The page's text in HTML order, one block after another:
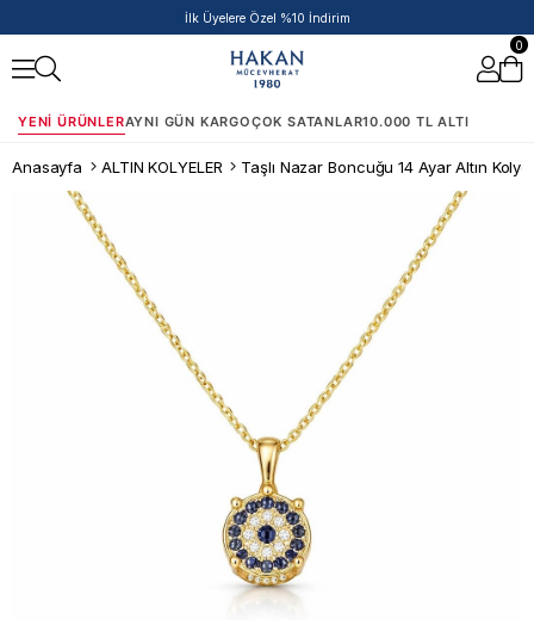
İlk Üyelere Özel %10 İndirim
0
YENI ÜRÜNLERAYNI GÜN KARGOÇOK SATANLAR10.000 TL ALTI
Anasayfa ALTIN KOLYELER Taşlı Nazar Boncuğu 14 Ayar Altın Kolye